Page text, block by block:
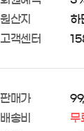
원산지
하
고객센터
판매가
배송비
무